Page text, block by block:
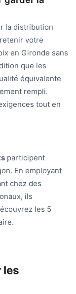
la distribution
votre
en Gironde sans
que les
équivalente
rempli.
tout en
participent
En employant
chez des
ils
les 5
les